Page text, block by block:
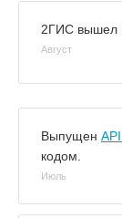
2ГИС вышел
Август
Выпущен
кодом.
Июль